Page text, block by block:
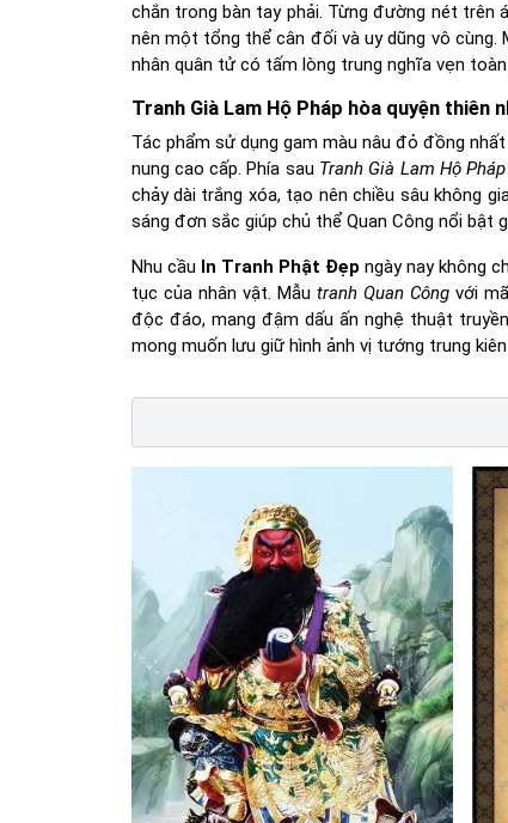
chắn trong bàn tay phải. Từng đường nét
nên một tổng thể cân đối và uy dũng vô cùng.
nhân quân tử có tấm lòng trung nghĩa vẹn
Tranh Già Lam Hộ Pháp hòa quyện thiên
Tác phẩm sử dụng gam màu nâu đỏ đồng
nung cao cấp. Phía sau Tranh Già Lam Hộ Pháp
chảy dài trắng xóa, tạo nên chiều sâu không
sáng đơn sắc giúp chủ thể Quan Công nổi bật
Nhu cầu In Tranh Phật Đẹp ngày nay không
tục của nhân vật. Mẫu tranh Quan Công với
độc đáo, mang đậm dấu ấn nghệ thuật
mong muốn lưu giữ hình ảnh vị tướng trung